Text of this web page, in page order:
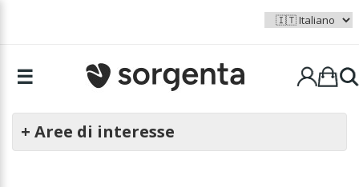
☰
+ Aree di interesse